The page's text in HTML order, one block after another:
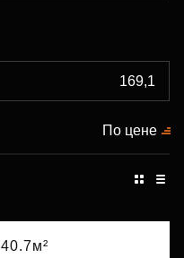
По цене
40.7м²